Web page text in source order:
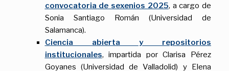
convocatoria de sexenios 2025, a cargo de
Sonia Santiago Román (Universidad de
Salamanca).
Ciencia abierta y repositorios
institucionales, impartida por Clarisa Pérez
Goyanes (Universidad de Valladolid) y Elena